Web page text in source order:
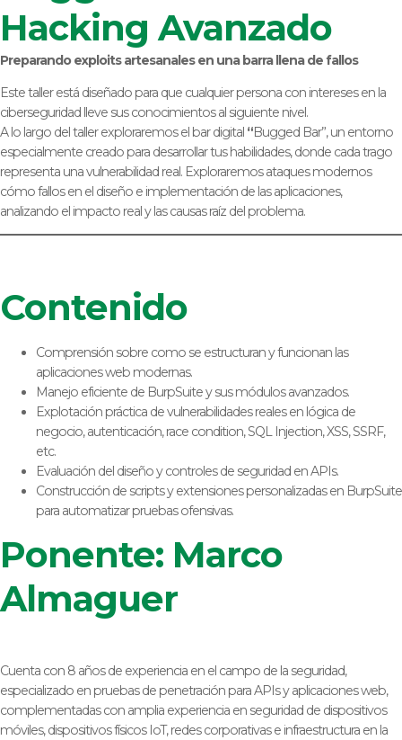
Hacking Avanzado
Preparando exploits artesanales en una barra llena de fallos
Este taller está diseñado para que cualquier persona con intereses en la
ciberseguridad lleve sus conocimientos al siguiente nivel.
A lo largo del taller exploraremos el bar digital “Bugged Bar”, un entorno
especialmente creado para desarrollar tus habilidades, donde cada trago
representa una vulnerabilidad real. Exploraremos ataques modernos
cómo fallos en el diseño e implementación de las aplicaciones,
analizando el impacto real y las causas raíz del problema.
Contenido
Comprensión sobre como se estructuran y funcionan las
aplicaciones web modernas.
Manejo eficiente de BurpSuite y sus módulos avanzados.
Explotación práctica de vulnerabilidades reales en lógica de
negocio, autenticación, race condition, SQL Injection, XSS, SSRF,
etc.
Evaluación del diseño y controles de seguridad en APIs.
Construcción de scripts y extensiones personalizadas en BurpSuite
para automatizar pruebas ofensivas.
Ponente: Marco
Almaguer
Cuenta con 8 años de experiencia en el campo de la seguridad,
especializado en pruebas de penetración para APIs y aplicaciones web,
complementadas con amplia experiencia en seguridad de dispositivos
móviles, dispositivos físicos IoT, redes corporativas e infraestructura en la